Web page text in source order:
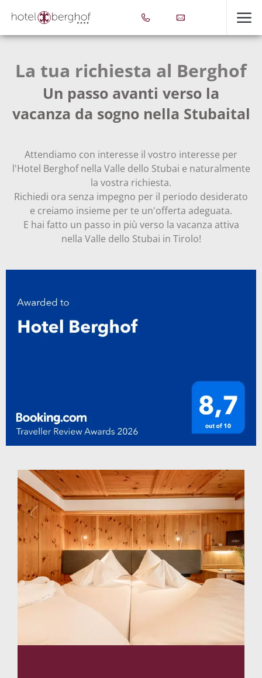
La tua richiesta al Berghof
Un passo avanti verso la
vacanza da sogno nella Stubaital
Attendiamo con interesse il vostro interesse per
l'Hotel Berghof nella Valle dello Stubai e naturalmente
la vostra richiesta.
Richiedi ora senza impegno per il periodo desiderato
e creiamo insieme per te un'offerta adeguata.
E hai fatto un passo in più verso la vacanza attiva
nella Valle dello Stubai in Tirolo!